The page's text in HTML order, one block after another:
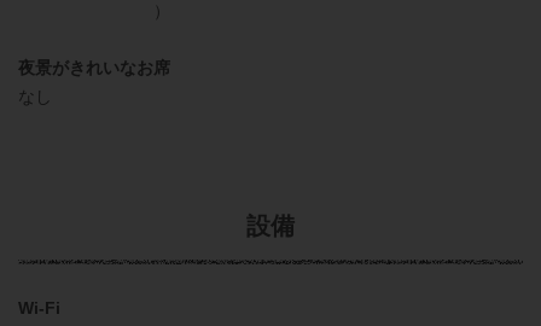
）
夜景がきれいなお席
なし
設備
Wi-Fi